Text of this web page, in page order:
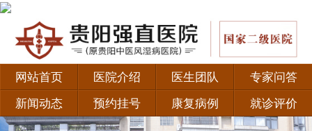
网站首页 医院介绍 医生团队
专家问答
新闻动态
预约挂号 康复病例 就诊评价